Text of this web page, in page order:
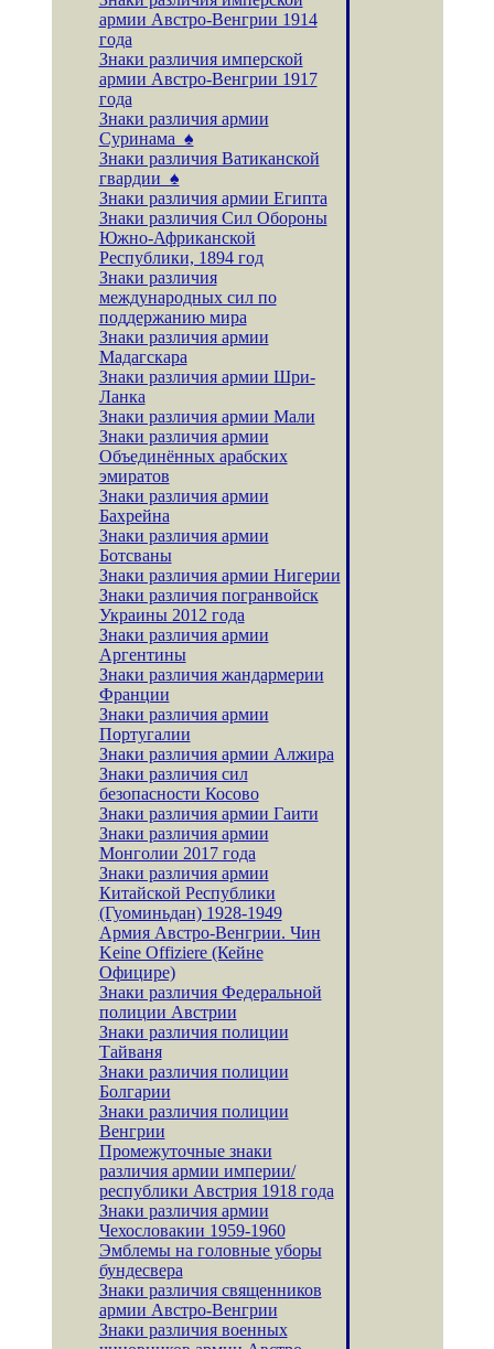
армии Австро-Венгрии 1914
года
Знаки различия имперской
армии Австро-Венгрии 1917
года
Знаки различия армии
Суринама ♠
Знаки различия Ватиканской
гвардии ♠
Знаки различия армии Египта
Знаки различия Сил Обороны
Южно-Африканской
Республики, 1894 год
Знаки различия
международных сил по
поддержанию мира
Знаки различия армии
Мадагскара
Знаки различия армии Шри-
Ланка
Знаки различия армии Мали
Знаки различия армии
Объединённых арабских
эмиратов
Знаки различия армии
Бахрейна
Знаки различия армии
Ботсваны
Знаки различия армии Нигерии
Знаки различия погранвойск
Украины 2012 года
Знаки различия армии
Аргентины
Знаки различия жандармерии
Франции
Знаки различия армии
Португалии
Знаки различия армии Алжира
Знаки различия сил
безопасности Косово
Знаки различия армии Гаити
Знаки различия армии
Монголии 2017 года
Знаки различия армии
Китайской Республики
(Гуоминьдан) 1928-1949
Армия Австро-Венгрии. Чин
Keine Offiziere (Кейне
Официре)
Знаки различия Федеральной
полиции Австрии
Знаки различия полиции
Тайваня
Знаки различия полиции
Болгарии
Знаки различия полиции
Венгрии
Промежуточные знаки
различия армии империи/
республики Австрия 1918 года
Знаки различия армии
Чехословакии 1959-1960
Эмблемы на головные уборы
бундесвера
Знаки различия священников
армии Австро-Венгрии
Знаки различия военных